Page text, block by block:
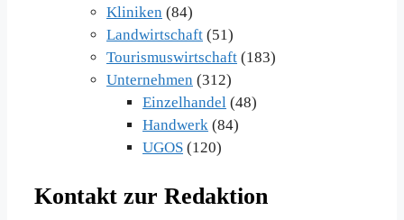
Kliniken (84)
Landwirtschaft (51)
Tourismuswirtschaft (183)
Unternehmen (312)
Einzelhandel (48)
Handwerk (84)
UGOS (120)
Kontakt zur Redaktion